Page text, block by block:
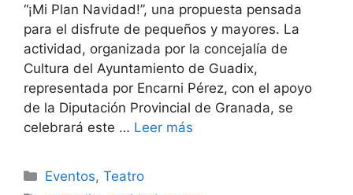
“¡Mi Plan Navidad!”, una propuesta pensada
para el disfrute de pequeños y mayores. La
actividad, organizada por la concejalía de
Cultura del Ayuntamiento de Guadix,
representada por Encarni Pérez, con el apoyo
de la Diputación Provincial de Granada, se
celebrará este … Leer más
Categorías
Eventos,Teatro